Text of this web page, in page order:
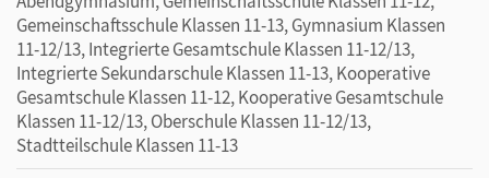
Gemeinschaftsschule Klassen 11-13, Gymnasium Klassen
11-12/13, Integrierte Gesamtschule Klassen 11-12/13,
Integrierte Sekundarschule Klassen 11-13, Kooperative
Gesamtschule Klassen 11-12, Kooperative Gesamtschule
Klassen 11-12/13, Oberschule Klassen 11-12/13,
Stadtteilschule Klassen 11-13